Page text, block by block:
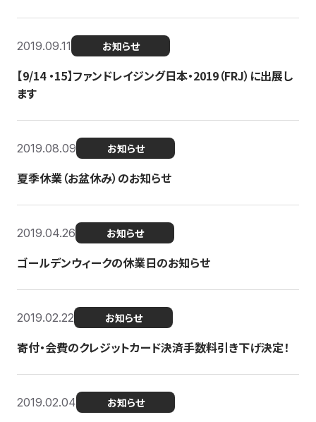
2019.09.11 お知らせ
【9/14 ・15】ファンドレイジング日本・2019（FRJ）に出展し
ます
2019.08.09 お知らせ
夏季休業（お盆休み）のお知らせ
2019.04.26 お知らせ
ゴールデンウィークの休業日のお知らせ
2019.02.22 お知らせ
寄付・会費のクレジットカード決済手数料引き下げ決定！
2019.02.04 お知らせ